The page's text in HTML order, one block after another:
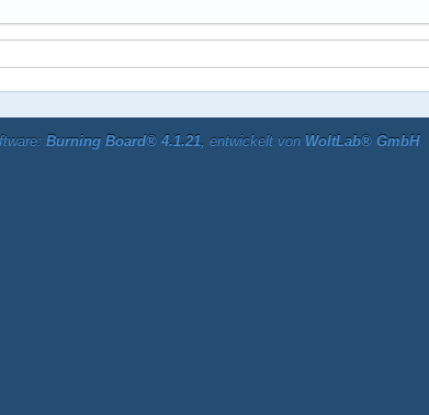
Burning Board® 4.1.21, entwickelt von WoltLab® GmbH